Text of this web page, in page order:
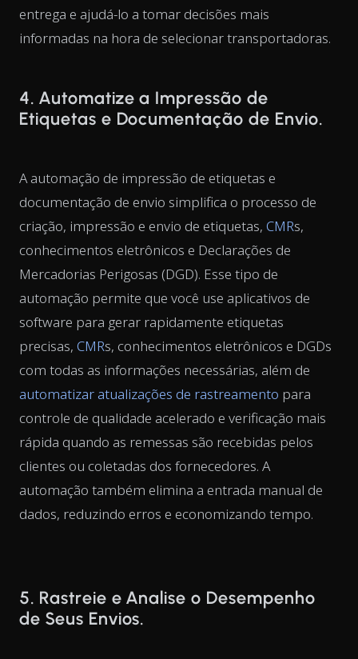
entrega e ajudá-lo a tomar decisões mais
informadas na hora de selecionar transportadoras.
4. Automatize a Impressão de
Etiquetas e Documentação de Envio.
A automação de impressão de etiquetas e
documentação de envio simplifica o processo de
criação, impressão e envio de etiquetas, CMRs,
conhecimentos eletrônicos e Declarações de
Mercadorias Perigosas (DGD). Esse tipo de
automação permite que você use aplicativos de
software para gerar rapidamente etiquetas
precisas, CMRs, conhecimentos eletrônicos e DGDs
com todas as informações necessárias, além de
automatizar atualizações de rastreamento para
controle de qualidade acelerado e verificação mais
rápida quando as remessas são recebidas pelos
clientes ou coletadas dos fornecedores. A
automação também elimina a entrada manual de
dados, reduzindo erros e economizando tempo.
5. Rastreie e Analise o Desempenho
de Seus Envios.